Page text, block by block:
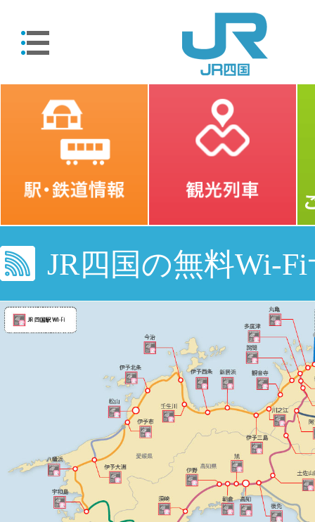
JR四国の無料Wi-